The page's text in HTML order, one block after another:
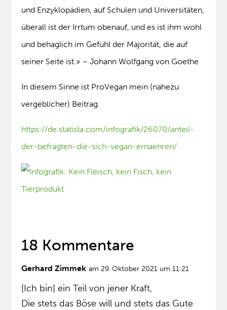
und Enzyklopädien, auf Schulen und Universitäten,
überall ist der Irrtum obenauf, und es ist ihm wohl
und behaglich im Gefühl der Majorität, die auf
seiner Seite ist.» – Johann Wolfgang von Goethe
In diesem Sinne ist ProVegan mein (nahezu
vergeblicher) Beitrag.
https://de.statista.com/infografik/26070/anteil-
der-befragten-die-sich-vegan-ernaehren/
18 Kommentare
Gerhard Zimmek am 29. Oktober 2021 um 11:21
[Ich bin] ein Teil von jener Kraft,
Die stets das Böse will und stets das Gute